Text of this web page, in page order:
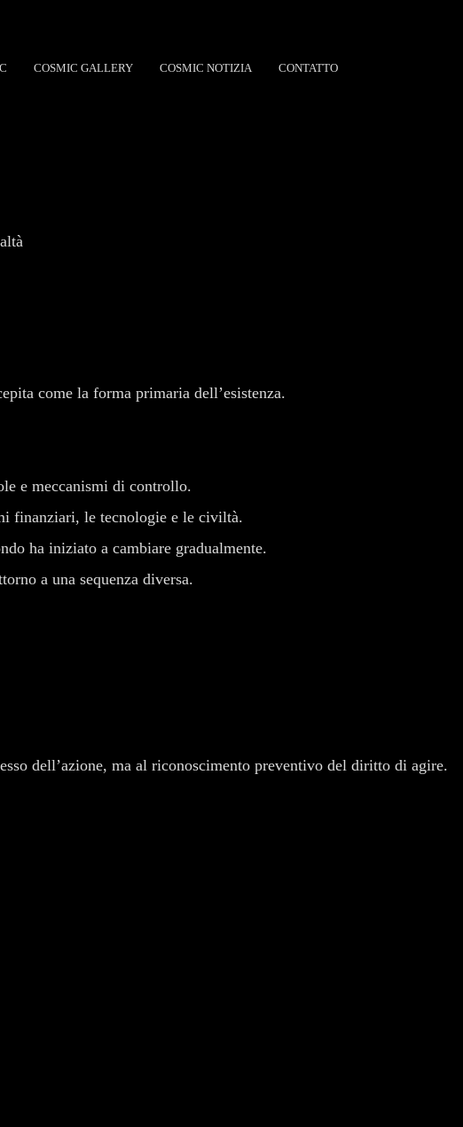
COSMIC GALLERY COSMIC NOTIZIA CONTATTO
come la forma primaria dell’esistenza.
e meccanismi di controllo.
finanziari, le tecnologie e le civiltà.
ha iniziato a cambiare gradualmente.
a una sequenza diversa.
dell’azione, ma al riconoscimento preventivo del diritto di agire.